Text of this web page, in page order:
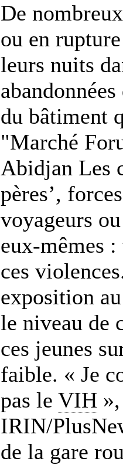
De
ou en
leurs nuits
du bâtiment
"Marché
Abidjan Les
pères’,
voyageurs
eux-mêmes
ces
exposition
le niveau de
ces jeunes
faible. « Je
pas le VIH
IRIN/
de la gare